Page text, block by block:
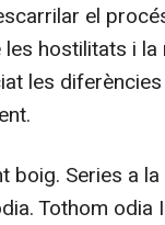
el
hostilitats i
les
boig. Series a
Tothom